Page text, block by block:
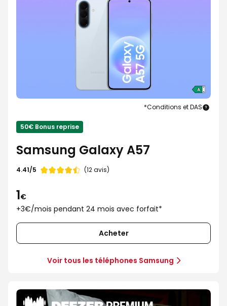
*Conditions et DAS
50€ Bonus reprise
Samsung Galaxy A57
Note
4.41/5 (12 avis)
1€
+3€/mois pendant 24 mois avec forfait*
Acheter
Voir tous les téléphones Samsung